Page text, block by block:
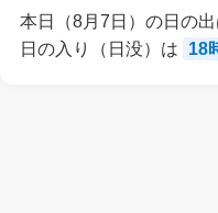
本日（8月7日）の日の出
日の入り（日没）は
18